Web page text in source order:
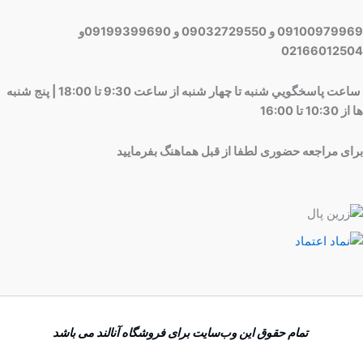
09100979969 و 09032729550 و 09199399690و
02166012504
ساعت پاسخگويي شنبه تا چهار شنبه از ساعت 9:30 تا 18:00 | پنج شنبه
ها از 10:30 تا 16:00
برای مراجعه حضوری لطفا از قبل هماهنگ بفرمایید
تمام حقوق اين وب‌سايت برای فروشگاه آنالند می باشد